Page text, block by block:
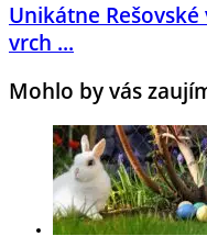
Unikátne
vrch ...
Mohlo by vás